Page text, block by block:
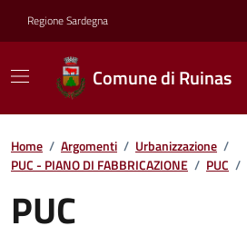
Regione Sardegna
Comune di Ruinas
Home / Argomenti / Urbanizzazione /
PUC - PIANO DI FABBRICAZIONE / PUC /
PUC